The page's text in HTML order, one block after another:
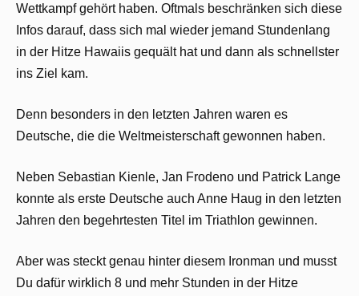
Wettkampf gehört haben. Oftmals beschränken sich diese
Infos darauf, dass sich mal wieder jemand Stundenlang
in der Hitze Hawaiis gequält hat und dann als schnellster
ins Ziel kam.
Denn besonders in den letzten Jahren waren es
Deutsche, die die Weltmeisterschaft gewonnen haben.
Neben Sebastian Kienle, Jan Frodeno und Patrick Lange
konnte als erste Deutsche auch Anne Haug in den letzten
Jahren den begehrtesten Titel im Triathlon gewinnen.
Aber was steckt genau hinter diesem Ironman und musst
Du dafür wirklich 8 und mehr Stunden in der Hitze